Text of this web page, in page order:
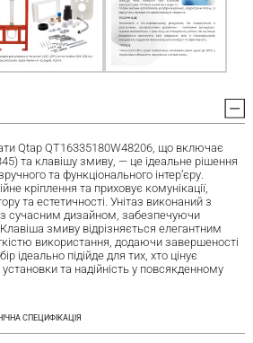
Qtap QT16335180W48206, що включає
та клавішу змиву, — це ідеальне рішення
та функціонального інтер’єру.
кріплення та приховує комунікації,
та естетичності. Унітаз виконаний з
з сучасним дизайном, забезпечуючи
змиву відрізняється елегантним
використання, додаючи завершеності
ідеально підійде для тих, хто цінує
та надійність у повсякденному
СПЕЦИФІКАЦІЯ